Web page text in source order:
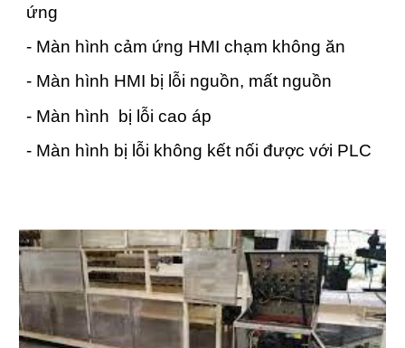
ứng
- Màn hình cảm ứng HMI chạm không ăn
- Màn hình HMI bị lỗi nguồn, mất nguồn
- Màn hình bị lỗi cao áp
- Màn hình bị lỗi không kết nối được với PLC